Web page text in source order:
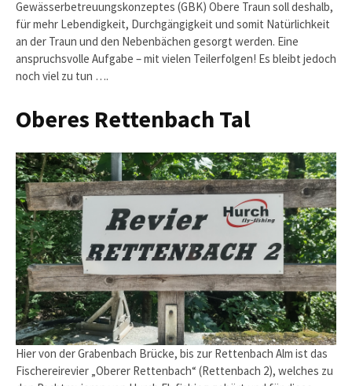
Gewässerbetreuungskonzeptes (GBK) Obere Traun soll deshalb,
für mehr Lebendigkeit, Durchgängigkeit und somit Natürlichkeit
an der Traun und den Nebenbächen gesorgt werden. Eine
anspruchsvolle Aufgabe – mit vielen Teilerfolgen! Es bleibt jedoch
noch viel zu tun ….
Oberes Rettenbach Tal
Hier von der Grabenbach Brücke, bis zur Rettenbach Alm ist das
Fischereirevier „Oberer Rettenbach“ (Rettenbach 2), welches zu